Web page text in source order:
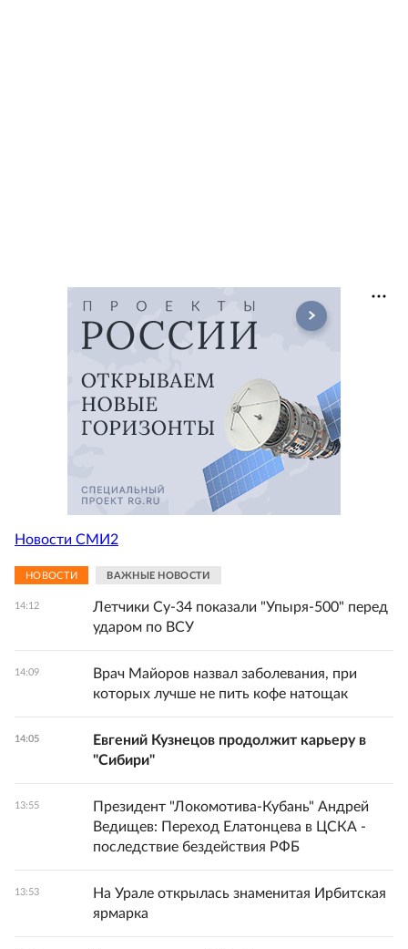
Новости СМИ2
НОВОСТИ ВАЖНЫЕ НОВОСТИ
14:12
Летчики Су-34 показали "Упыря-500" перед
ударом по ВСУ
14:09
Врач Майоров назвал заболевания, при
которых лучше не пить кофе натощак
14:05
Евгений Кузнецов продолжит карьеру в
"Сибири"
13:55
Президент "Локомотива-Кубань" Андрей
Ведищев: Переход Елатонцева в ЦСКА -
последствие бездействия РФБ
13:53
На Урале открылась знаменитая Ирбитская
ярмарка